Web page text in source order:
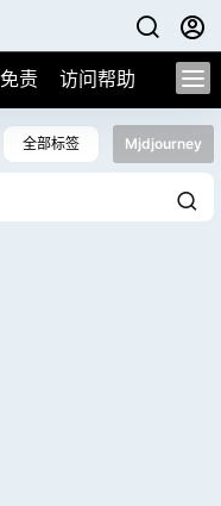
免责 访问帮助
全部标签 Mjdjourney